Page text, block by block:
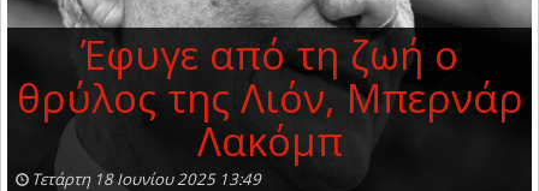
Έφυγε από τη ζωή ο
θρύλος της Λιόν, Μπερνάρ
Λακόμπ
Τετάρτη 18 Ιουνίου 2025 13:49